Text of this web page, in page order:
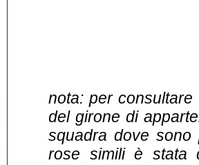
nota: per
del girone di
squadra dove
rose simili è stata